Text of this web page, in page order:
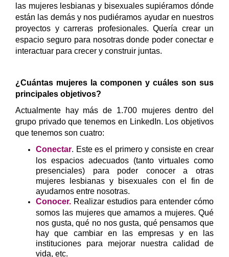
las mujeres lesbianas y bisexuales supiéramos dónde
están las demás y nos pudiéramos ayudar en nuestros
proyectos y carreras profesionales. Quería crear un
espacio seguro para nosotras donde poder conectar e
interactuar para crecer y construir juntas.
¿Cuántas mujeres la componen y cuáles son sus
principales objetivos?
Actualmente hay más de 1.700 mujeres dentro del
grupo privado que tenemos en LinkedIn. Los objetivos
que tenemos son cuatro:
Conectar. Este es el primero y consiste en crear
los espacios adecuados (tanto virtuales como
presenciales) para poder conocer a otras
mujeres lesbianas y bisexuales con el fin de
ayudarnos entre nosotras.
Conocer. Realizar estudios para entender cómo
somos las mujeres que amamos a mujeres. Qué
nos gusta, qué no nos gusta, qué pensamos que
hay que cambiar en las empresas y en las
instituciones para mejorar nuestra calidad de
vida, etc.